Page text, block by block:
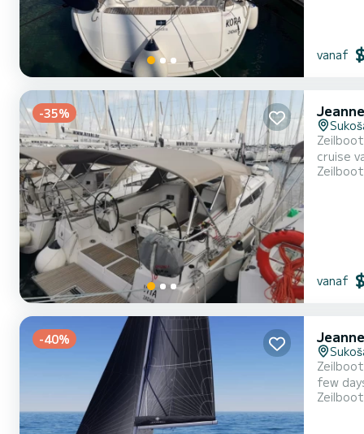
vanaf
-35%
cruise van een
Zeilboot
vanaf
-40%
few days or even a few weeks.
meters,
Zeilboot